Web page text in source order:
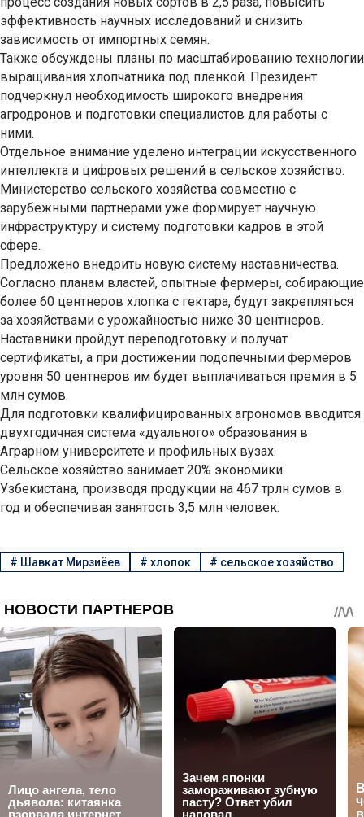
эффективность научных исследований и снизить
зависимость от импортных семян.
Также обсуждены планы по масштабированию технологии
выращивания хлопчатника под пленкой. Президент
подчеркнул необходимость широкого внедрения
агродронов и подготовки специалистов для работы с
ними.
Отдельное внимание уделено интеграции искусственного
интеллекта и цифровых решений в сельское хозяйство.
Министерство сельского хозяйства совместно с
зарубежными партнерами уже формирует научную
инфраструктуру и систему подготовки кадров в этой
сфере.
Предложено внедрить новую систему наставничества.
Согласно планам властей, опытные фермеры, собирающие
более 60 центнеров хлопка с гектара, будут закрепляться
за хозяйствами с урожайностью ниже 30 центнеров.
Наставники пройдут переподготовку и получат
сертификаты, а при достижении подопечными фермеров
уровня 50 центнеров им будет выплачиваться премия в 5
млн сумов.
Для подготовки квалифицированных агрономов вводится
двухгодичная система «дуального» образования в
Аграрном университете и профильных вузах.
Сельское хозяйство занимает 20% экономики
Узбекистана, производя продукции на 467 трлн сумов в
год и обеспечивая занятость 3,5 млн человек.
# Шавкат Мирзиёев # хлопок # сельское хозяйство